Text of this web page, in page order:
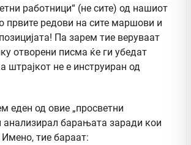
работници“ (не сите) од нашиот
првите редови на сите маршови и
Па зарем тие веруваат
отворени писма ќе ги убедат
штрајкот не е инструиран од
еден од овие „просветни
анализирал барањата заради кои
тие бараат: